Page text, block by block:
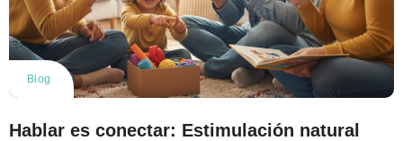
Blog
Hablar es conectar: Estimulación natural